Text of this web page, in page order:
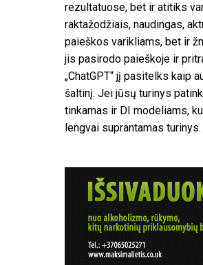
rezultatuose, bet ir atitiks
raktažodžiais, naudingas,
paieškos varikliams, bet ir
jis pasirodo paieškoje ir
„ChatGPT“ jį pasitelks kaip
šaltinį. Jei jūsų turinys
tinkamas ir DI modeliams,
lengvai suprantamas turinys.